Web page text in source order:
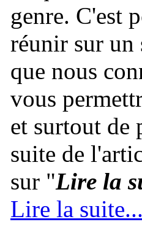
genre. C'est
réunir sur un
que nous
vous
et surtout de
suite de
sur "Lire la
Lire la